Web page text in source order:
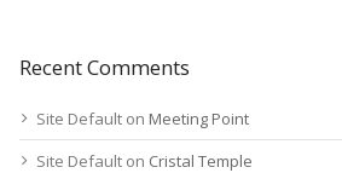
Recent Comments
Site Default on Meeting Point
Site Default on Cristal Temple